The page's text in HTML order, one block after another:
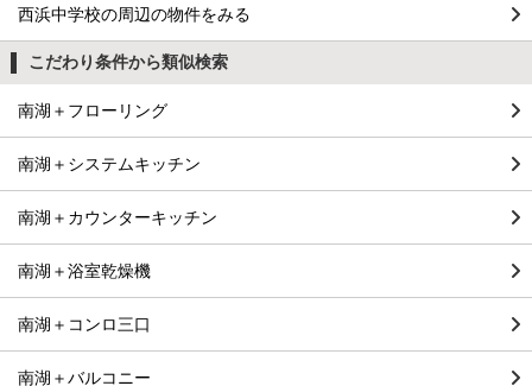
西浜中学校の周辺の物件をみる
こだわり条件から類似検索
南湖＋フローリング
南湖＋システムキッチン
南湖＋カウンターキッチン
南湖＋浴室乾燥機
南湖＋コンロ三口
南湖＋バルコニー